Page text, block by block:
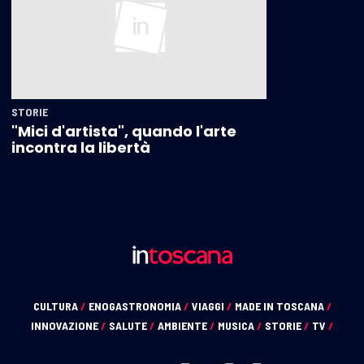
STORIE
"Mici d'artista", quando l'arte
incontra la libertà
CULTURA/ ENOGASTRONOMIA/ VIAGGI / MADE IN TOSCANA/
INNOVAZIONE/ SALUTE/ AMBIENTE/ MUSICA/ STORIE/ TV /